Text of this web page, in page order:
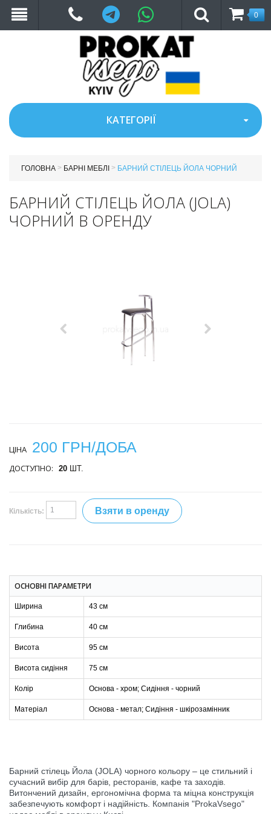
Telegram
0
КАТЕГОРІЇ
ГОЛОВНА > БАРНІ МЕБЛІ > БАРНИЙ СТІЛЕЦЬ ЙОЛА ЧОРНИЙ
БАРНИЙ СТІЛЕЦЬ ЙОЛА (JOLA)
ЧОРНИЙ В ОРЕНДУ
ЦІНА 200 ГРН/ДОБА
ДОСТУПНО: 20 ШТ.
Кількість: Взяти в оренду
ОСНОВНІ ПАРАМЕТРИ
Ширина 43 см
Глибина 40 см
Висота 95 см
Висота сидіння 75 см
Колір Основа - хром; Сидіння - чорний
Матеріал Основа - метал; Сидіння - шкірозамінник
Барний стілець Йола (JOLA) чорного кольору – це стильний і
сучасний вибір для барів, ресторанів, кафе та заходів.
Витончений дизайн, ергономічна форма та міцна конструкція
забезпечують комфорт і надійність. Компанія "ProkaVsego"